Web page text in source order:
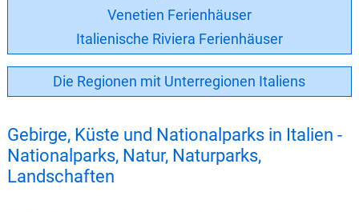
Venetien Ferienhäuser
Italienische Riviera Ferienhäuser
Die Regionen mit Unterregionen Italiens
Gebirge, Küste und Nationalparks in Italien -
Nationalparks, Natur, Naturparks,
Landschaften